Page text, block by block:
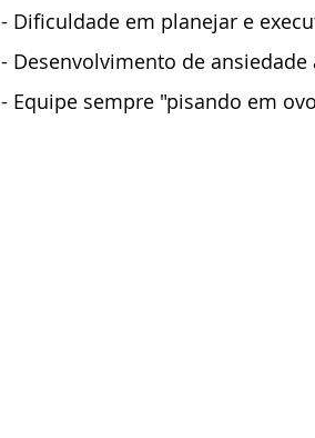
- Dificuldade em planejar e
- Desenvolvimento de
- Equipe sempre "pisando em